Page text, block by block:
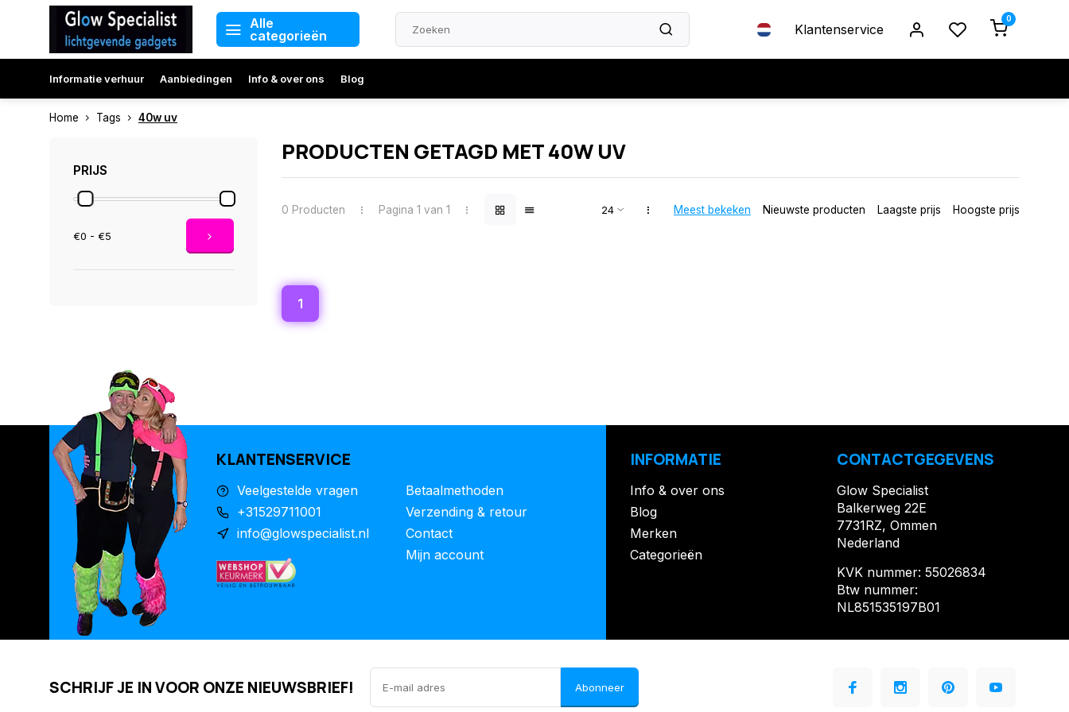
Alle
categorieën
Klantenservice
0
Informatie verhuur Aanbiedingen Info & over ons Blog
Home Tags 40w uv
PRIJS
€0 - €5
PRODUCTEN GETAGD MET 40W UV
0 Producten Pagina 1 van 1 Meest bekeken Nieuwste producten Laagste prijs Hoogste prijs
1
KLANTENSERVICE
Veelgestelde vragen
+31529711001
info@glowspecialist.nl
Betaalmethoden
Verzending & retour
Contact
Mijn account
INFORMATIE
Info & over ons
Blog
Merken
Categorieën
CONTACTGEGEVENS
Glow Specialist
Balkerweg 22E
7731RZ, Ommen
Nederland
KVK nummer: 55026834
Btw nummer:
NL851535197B01
SCHRIJF JE IN VOOR ONZE NIEUWSBRIEF! Abonneer